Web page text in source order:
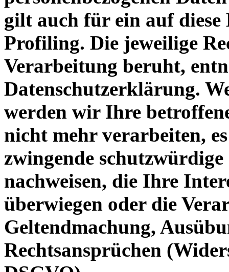
gilt auch für ein auf diese
Profiling. Die jeweilige
Verarbeitung beruht,
Datenschutzerklärung.
werden wir Ihre
nicht mehr verarbeiten,
zwingende
nachweisen, die Ihre
überwiegen oder die
Geltendmachung,
Rechtsansprüchen